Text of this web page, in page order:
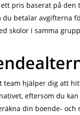
pris baserat på
betalar avgifterna
skolor i samma
team hjälper dig att
eftersom du
din boende- och